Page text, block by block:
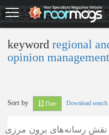
Skip
to
main
keyword regional
opinion management
Sort by Date Download search
واکاوی نقش رسانه‌های برون مرزی